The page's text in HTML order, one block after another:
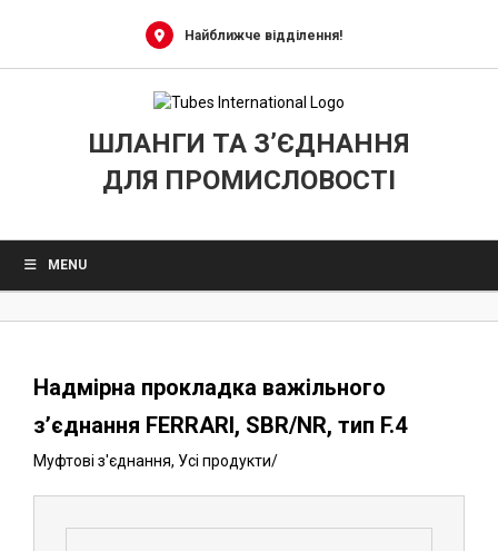
Найближче відділення!
ШЛАНГИ ТА З’ЄДНАННЯ
ДЛЯ ПРОМИСЛОВОСТІ
MENU
Надмірна прокладка важільного
з’єднання FERRARI, SBR/NR, тип F.4
Муфтові з'єднання, Усі продукти/